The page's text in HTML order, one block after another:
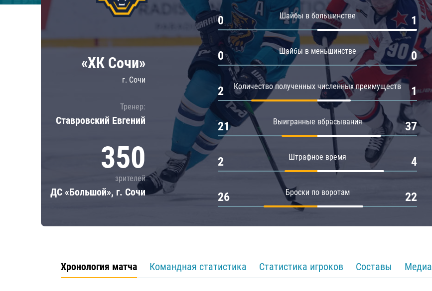
Локомотив
ЦСКА
Шанхайские Драконы
Амур
Барыс
Салават Юлаев
«ХК Сочи»
г. Сочи
Тренер:
Ставровский Евгений
350
зрителей
ДС «Большой», г. Сочи
Шайбы в большинстве
0 1
Шайбы в меньшинстве
0 0
Количество полученных численных преимуществ
2 1
Выигранные вбрасывания
21 37
Штрафное время
2 4
Броски по воротам
26 22
Хронология матча Командная статистика Статистика игроков Составы Медиа